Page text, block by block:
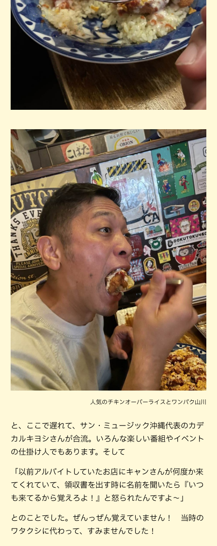
人気のチキンオーバーライスとワンパク山川
と、ここで遅れて、サン・ミュージック沖縄代表のカデ
カルキヨシさんが合流。いろんな楽しい番組やイベント
の仕掛け人でもあります。そして
「以前アルバイトしていたお店にキャンさんが何度か来
てくれていて、領収書を出す時に名前を聞いたら『いつ
も来てるから覚えろよ！』と怒られたんですよ〜」
とのことでした。ぜんっぜん覚えていません！ 当時の
ワタクシに代わって、すみませんでした！